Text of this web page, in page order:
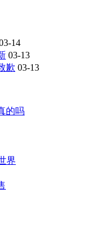
14
03-13
歉 03-13
的吗
界